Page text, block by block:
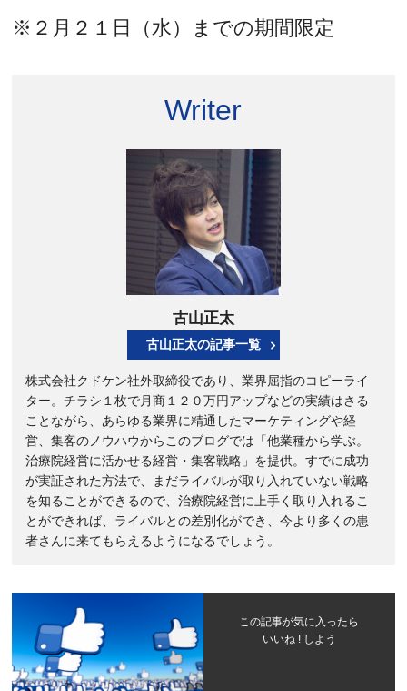
※２月２１日（水）までの期間限定
Writer
古山正太
古山正太の記事一覧
株式会社クドケン社外取締役であり、業界屈指のコピーライ
ター。チラシ１枚で月商１２０万円アップなどの実績はさる
ことながら、あらゆる業界に精通したマーケティングや経
営、集客のノウハウからこのブログでは「他業種から学ぶ。
治療院経営に活かせる経営・集客戦略」を提供。すでに成功
が実証された方法で、まだライバルが取り入れていない戦略
を知ることができるので、治療院経営に上手く取り入れるこ
とができれば、ライバルとの差別化ができ、今より多くの患
者さんに来てもらえるようになるでしょう。
この記事が気に入ったら
いいね ! しよう